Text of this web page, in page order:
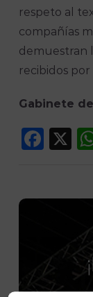
respeto al
compañías
demuestran
recibidos por
Gabinete
X